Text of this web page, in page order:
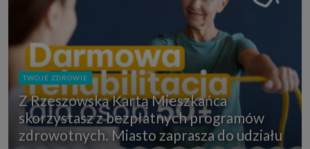
TWOJE ZDROWIE
Z Rzeszowską Kartą Mieszkańca
skorzystasz z bezpłatnych programów
zdrowotnych. Miasto zaprasza do udziału